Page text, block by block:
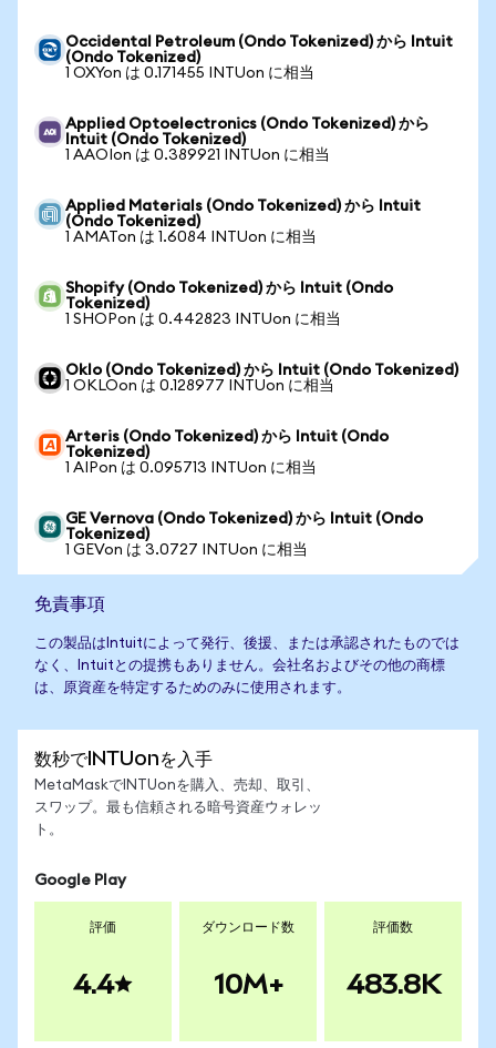
Occidental Petroleum (Ondo Tokenized) から Intuit
(Ondo Tokenized)
1 OXYon は 0.171455 INTUon に相当
Applied Optoelectronics (Ondo Tokenized) から
Intuit (Ondo Tokenized)
1 AAOIon は 0.389921 INTUon に相当
Applied Materials (Ondo Tokenized) から Intuit
(Ondo Tokenized)
1 AMATon は 1.6084 INTUon に相当
Shopify (Ondo Tokenized) から Intuit (Ondo
Tokenized)
1 SHOPon は 0.442823 INTUon に相当
Oklo (Ondo Tokenized) から Intuit (Ondo Tokenized)
1 OKLOon は 0.128977 INTUon に相当
Arteris (Ondo Tokenized) から Intuit (Ondo
Tokenized)
1 AIPon は 0.095713 INTUon に相当
GE Vernova (Ondo Tokenized) から Intuit (Ondo
Tokenized)
1 GEVon は 3.0727 INTUon に相当
免責事項
この製品はIntuitによって発行、後援、または承認されたものでは
なく、Intuitとの提携もありません。会社名およびその他の商標
は、原資産を特定するためのみに使用されます。
数秒でINTUonを入手
MetaMaskでINTUonを購入、売却、取引、
スワップ。最も信頼される暗号資産ウォレッ
ト。
Google Play
評価
4.4
ダウンロード数
10M+
評価数
483.8K